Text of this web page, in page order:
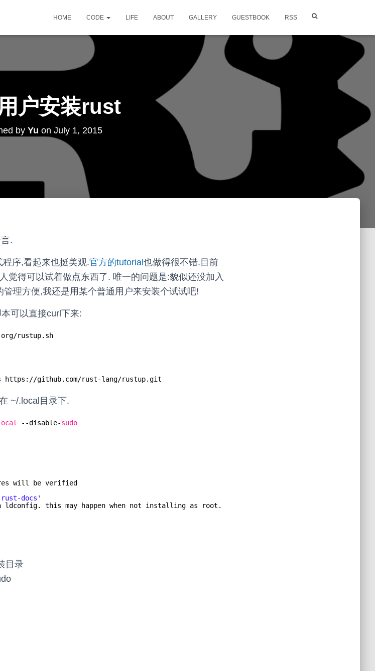
HOME CODE LIFE ABOUT GALLERY GUESTBOOK RSS
户安装rust
by Yu on July 1, 2015
.
序,看起来也挺美观.官方的tutorial 也做得很不错.目前
觉得可以试着做点东西了. 唯一的问题是:貌似还没加入
管理方便,我还是用某个普通用户来安装个试试吧!
可以直接curl下来:
/rustup.sh
https: //github.com/rust-lang/rustup.git
~/.local目录下.
--disable-sudo
will be verified
docs'
ldconfig. this may happen when not installing as root. run with --verbose to see the error
目录